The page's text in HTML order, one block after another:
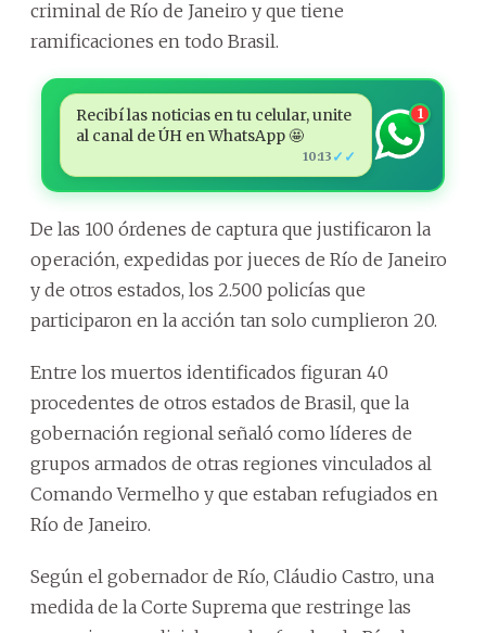
criminal de Río de Janeiro y que tiene
ramificaciones en todo Brasil.
Recibí las noticias en tu celular, unite
al canal de ÚH en WhatsApp 🤩
10:13 ✓✓
1
De las 100 órdenes de captura que justificaron la
operación, expedidas por jueces de Río de Janeiro
y de otros estados, los 2.500 policías que
participaron en la acción tan solo cumplieron 20.
Entre los muertos identificados figuran 40
procedentes de otros estados de Brasil, que la
gobernación regional señaló como líderes de
grupos armados de otras regiones vinculados al
Comando Vermelho y que estaban refugiados en
Río de Janeiro.
Según el gobernador de Río, Cláudio Castro, una
medida de la Corte Suprema que restringe las